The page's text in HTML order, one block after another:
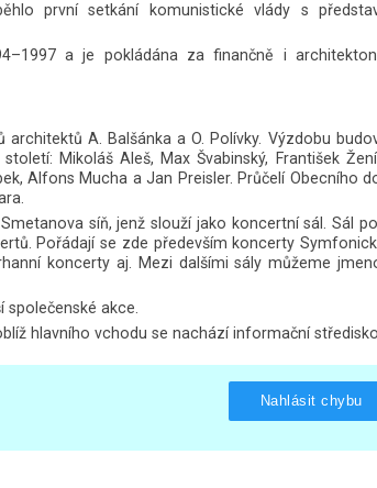
první setkání komunistické vlády s
a je pokládána za finančně i
A. Balšánka a O. Polívky. Výzdobu
Mikoláš Aleš, Max Švabinský, František
Alfons Mucha a Jan Preisler. Průčelí Obecního
síň, jenž slouží jako koncertní sál. Sál
Pořádají se zde především koncerty
koncerty aj. Mezi dalšími sály můžeme
akce.
hlavního vchodu se nachází informační středisko.
Nahlásit chybu